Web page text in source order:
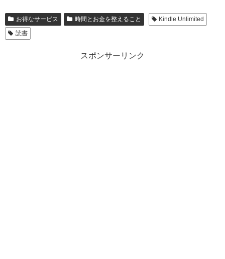
お得なサービス 時間とお金を整えること
Kindle Unlimited
読書
スポンサーリンク